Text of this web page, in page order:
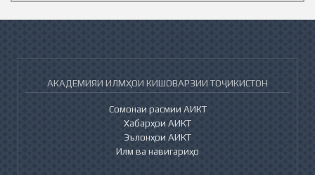
АКАДЕМИЯИ ИЛМҲОИ КИШОВАРЗИИ ТОҶИКИСТОН
Сомонаи расмии АИКТ
Хабарҳои АИКТ
Эълонҳои АИКТ
Илм ва навигариҳо